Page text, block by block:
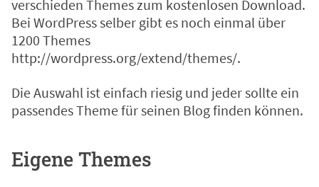
verschieden Themes zum kostenlosen Download.
Bei WordPress selber gibt es noch einmal über
1200 Themes
http://wordpress.org/extend/themes/.
Die Auswahl ist einfach riesig und jeder sollte ein
passendes Theme für seinen Blog finden können.
Eigene Themes